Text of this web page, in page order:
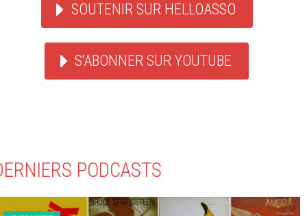
SOUTENIR SUR HELLOASSO
S'ABONNER SUR YOUTUBE
PODCASTS